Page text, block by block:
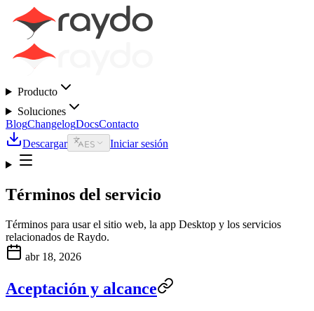
Producto
Soluciones
BlogChangelogDocsContacto
Descargar
ES Iniciar sesión
Términos del servicio
Términos para usar el sitio web, la app Desktop y los servicios
relacionados de Raydo.
abr 18, 2026
Aceptación y alcance